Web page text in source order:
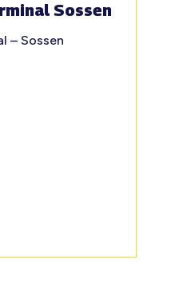
Sossen
– Sossen